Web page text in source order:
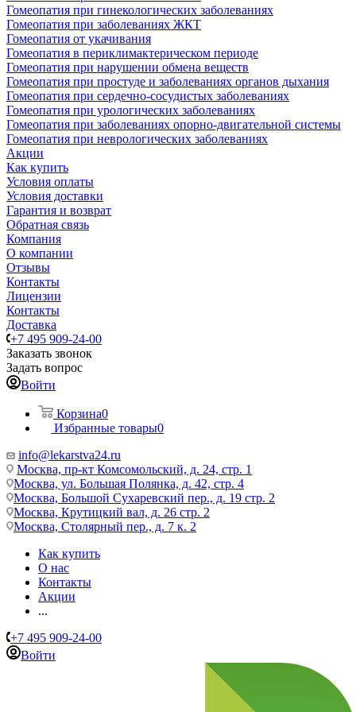
Гомеопатия при гинекологических заболеваниях
Гомеопатия при заболеваниях ЖКТ
Гомеопатия от укачивания
Гомеопатия в периклимактерическом периоде
Гомеопатия при нарушении обмена веществ
Гомеопатия при простуде и заболеваниях органов дыхания
Гомеопатия при сердечно-сосудистых заболеваниях
Гомеопатия при урологических заболеваниях
Гомеопатия при заболеваниях опорно-двигательной системы
Гомеопатия при неврологических заболеваниях
Акции
Как купить
Условия оплаты
Условия доставки
Гарантия и возврат
Обратная связь
Компания
О компании
Отзывы
Контакты
Лицензии
Контакты
Доставка
+7 495 909-24-00
Заказать звонок
Задать вопрос
Войти
Корзина0
Избранные товары0
info@lekarstva24.ru
Москва, пр-кт Комсомольский, д. 24, стр. 1
Москва, ул. Большая Полянка, д. 42, стр. 4
Москва, Большой Сухаревский пер., д. 19 стр. 2
Москва, Крутицкий вал, д. 26 стр. 2
Москва, Столярный пер., д. 7 к. 2
Как купить
О нас
Контакты
Акции
...
+7 495 909-24-00
Войти